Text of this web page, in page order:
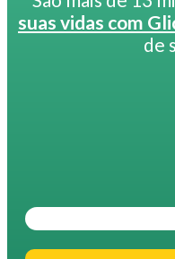
suas vidas com
de